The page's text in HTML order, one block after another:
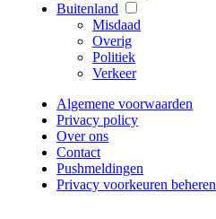
Buitenland
Misdaad
Overig
Politiek
Verkeer
Algemene voorwaarden
Privacy policy
Over ons
Contact
Pushmeldingen
Privacy voorkeuren beheren